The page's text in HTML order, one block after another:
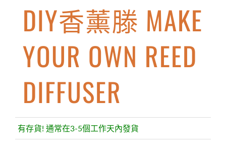
DIY香薰滕 MAKE
YOUR OWN REED
DIFFUSER
有存貨! 通常在3-5個工作天內發貨